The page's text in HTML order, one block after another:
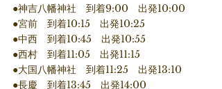
●神吉八幡神社　到着9:00　出発10:00
●宮前　到着10:15　出発10:25
●中西　到着10:45　出発10:55
●西村　到着11:05　出発11:15
●大国八幡神社　到着11:25　出発13:10
●長慶　到着13:45　出発14:00